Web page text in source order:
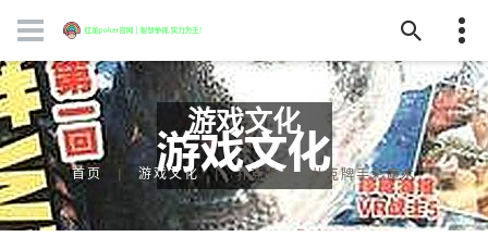
游戏文化
首页 游戏文化 扑克神手—扑克牌手彩魔术